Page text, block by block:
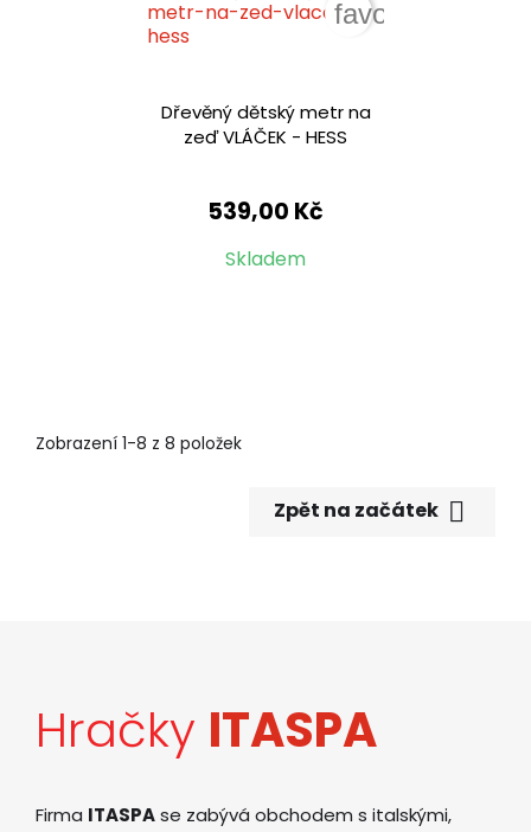
Dřevěný dětský metr na
zeď VLÁČEK - HESS
539,00 Kč
Skladem
favorite_border
Zobrazení 1-8 z 8 položek
Zpět na začátek 
Hračky ITASPA
Firma ITASPAse zabývá obchodem s italskými,